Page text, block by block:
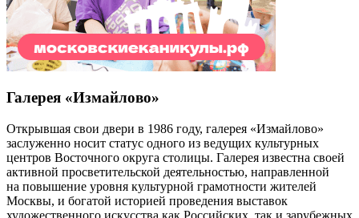
Галерея «Измайлово»
Открывшая свои двери в 1986 году, галерея «Измайлово»
заслуженно носит статус одного из ведущих культурных
центров Восточного округа столицы. Галерея известна своей
активной просветительской деятельностью, направленной
на повышение уровня культурной грамотности жителей
Москвы, и богатой историей проведения выставок
художественного искусства как Российских, так и зарубежных